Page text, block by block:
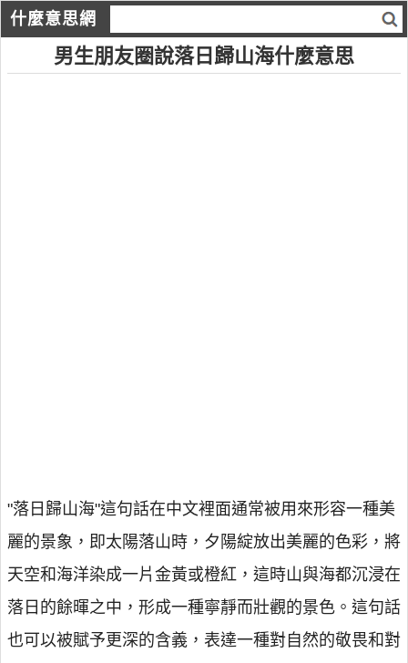
什麼意思網
男生朋友圈說落日歸山海什麼意思
"落日歸山海"這句話在中文裡面通常被用來形容一種美
麗的景象，即太陽落山時，夕陽綻放出美麗的色彩，將
天空和海洋染成一片金黃或橙紅，這時山與海都沉浸在
落日的餘暉之中，形成一種寧靜而壯觀的景色。這句話
也可以被賦予更深的含義，表達一種對自然的敬畏和對